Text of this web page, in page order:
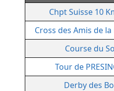
Chpt Suisse 10
Cross des Amis de
Course du
Tour de
Derby des